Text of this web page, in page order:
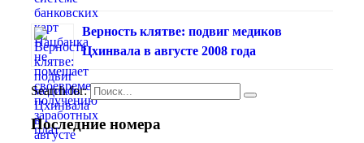
Верность клятве: подвиг медиков
Цхинвала в августе 2008 года
Search for:
Последние номера